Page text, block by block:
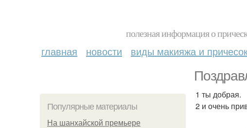
полезная информация о
главная новости виды макияжа и
Популярные материалы
На шанхайской премьере
1 ты добрая.
2 и очень